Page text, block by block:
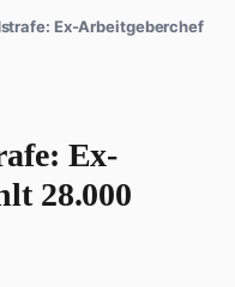
Ex-Arbeitgeberchef
Ex-
28.000